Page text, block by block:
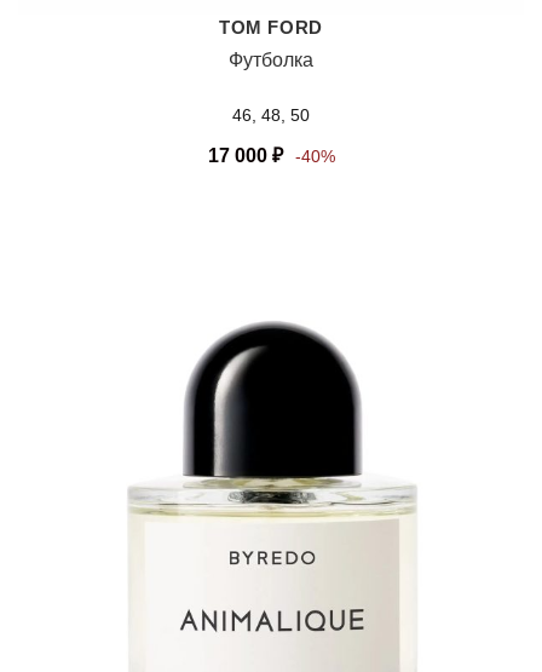
TOM FORD
Футболка
46, 48, 50
17 000 ₽ -40%